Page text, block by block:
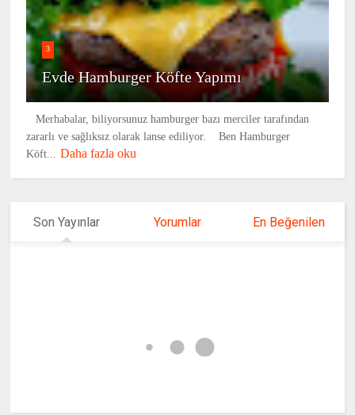
3
Evde Hamburger Köfte Yapımı
Merhabalar, biliyorsunuz hamburger bazı merciler tarafından
zararlı ve sağlıksız olarak lanse ediliyor. Ben Hamburger
Köft...
Daha fazla oku
Son Yayınlar Yorumlar En Beğenilen